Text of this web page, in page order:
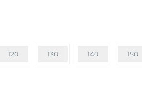
120 130 140 150